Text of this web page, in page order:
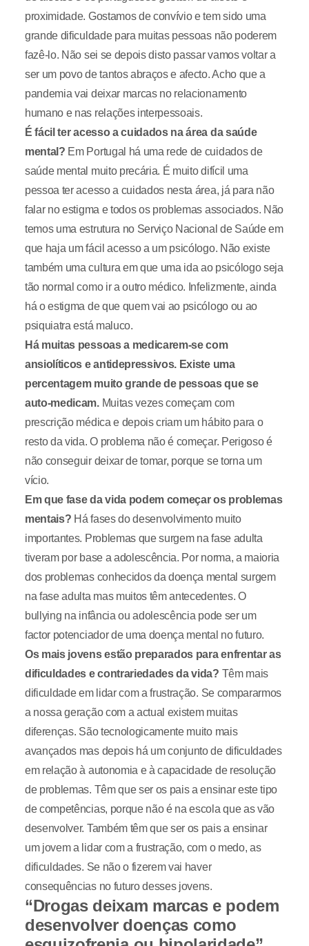
proximidade. Gostamos de convívio e tem sido uma
grande dificuldade para muitas pessoas não poderem
fazê-lo. Não sei se depois disto passar vamos voltar a
ser um povo de tantos abraços e afecto. Acho que a
pandemia vai deixar marcas no relacionamento
humano e nas relações interpessoais.
É fácil ter acesso a cuidados na área da saúde
mental? Em Portugal há uma rede de cuidados de
saúde mental muito precária. É muito difícil uma
pessoa ter acesso a cuidados nesta área, já para não
falar no estigma e todos os problemas associados. Não
temos uma estrutura no Serviço Nacional de Saúde em
que haja um fácil acesso a um psicólogo. Não existe
também uma cultura em que uma ida ao psicólogo seja
tão normal como ir a outro médico. Infelizmente, ainda
há o estigma de que quem vai ao psicólogo ou ao
psiquiatra está maluco.
Há muitas pessoas a medicarem-se com
ansiolíticos e antidepressivos. Existe uma
percentagem muito grande de pessoas que se
auto-medicam. Muitas vezes começam com
prescrição médica e depois criam um hábito para o
resto da vida. O problema não é começar. Perigoso é
não conseguir deixar de tomar, porque se torna um
vício.
Em que fase da vida podem começar os problemas
mentais? Há fases do desenvolvimento muito
importantes. Problemas que surgem na fase adulta
tiveram por base a adolescência. Por norma, a maioria
dos problemas conhecidos da doença mental surgem
na fase adulta mas muitos têm antecedentes. O
bullying na infância ou adolescência pode ser um
factor potenciador de uma doença mental no futuro.
Os mais jovens estão preparados para enfrentar as
dificuldades e contrariedades da vida? Têm mais
dificuldade em lidar com a frustração. Se compararmos
a nossa geração com a actual existem muitas
diferenças. São tecnologicamente muito mais
avançados mas depois há um conjunto de dificuldades
em relação à autonomia e à capacidade de resolução
de problemas. Têm que ser os pais a ensinar este tipo
de competências, porque não é na escola que as vão
desenvolver. Também têm que ser os pais a ensinar
um jovem a lidar com a frustração, com o medo, as
dificuldades. Se não o fizerem vai haver
consequências no futuro desses jovens.
“Drogas deixam marcas e podem
desenvolver doenças como